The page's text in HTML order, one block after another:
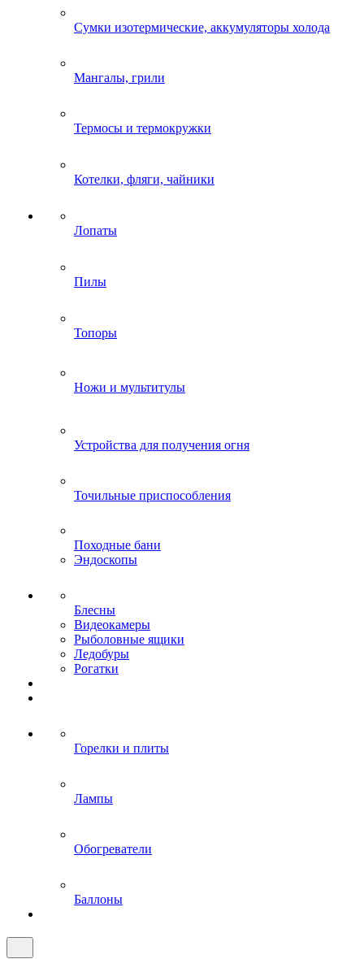
Сумки изотермические, аккумуляторы холода
Мангалы, грили
Термосы и термокружки
Котелки, фляги, чайники
Лопаты
Пилы
Топоры
Ножи и мультитулы
Устройства для получения огня
Точильные приспособления
Походные бани
Эндоскопы
Блесны
Видеокамеры
Рыболовные ящики
Ледобуры
Рогатки
Горелки и плиты
Лампы
Обогреватели
Баллоны